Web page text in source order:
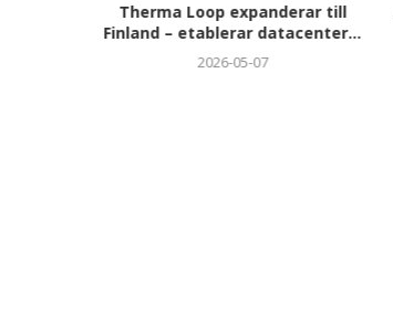
Therma Loop expanderar till
Finland – etablerar datacenter...
2026-05-07